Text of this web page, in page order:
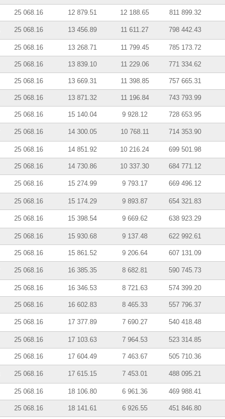
25 068.16 12 879.51 12 188.65 811 899.32
25 068.16 13 456.89 11 611.27 798 442.43
25 068.16 13 268.71 11 799.45 785 173.72
25 068.16 13 839.10 11 229.06 771 334.62
25 068.16 13 669.31 11 398.85 757 665.31
25 068.16 13 871.32 11 196.84 743 793.99
25 068.16 15 140.04 9 928.12 728 653.95
25 068.16 14 300.05 10 768.11 714 353.90
25 068.16 14 851.92 10 216.24 699 501.98
25 068.16 14 730.86 10 337.30 684 771.12
25 068.16 15 274.99 9 793.17 669 496.12
25 068.16 15 174.29 9 893.87 654 321.83
25 068.16 15 398.54 9 669.62 638 923.29
25 068.16 15 930.68 9 137.48 622 992.61
25 068.16 15 861.52 9 206.64 607 131.09
25 068.16 16 385.35 8 682.81 590 745.73
25 068.16 16 346.53 8 721.63 574 399.20
25 068.16 16 602.83 8 465.33 557 796.37
25 068.16 17 377.89 7 690.27 540 418.48
25 068.16 17 103.63 7 964.53 523 314.85
25 068.16 17 604.49 7 463.67 505 710.36
25 068.16 17 615.15 7 453.01 488 095.21
25 068.16 18 106.80 6 961.36 469 988.41
25 068.16 18 141.61 6 926.55 451 846.80